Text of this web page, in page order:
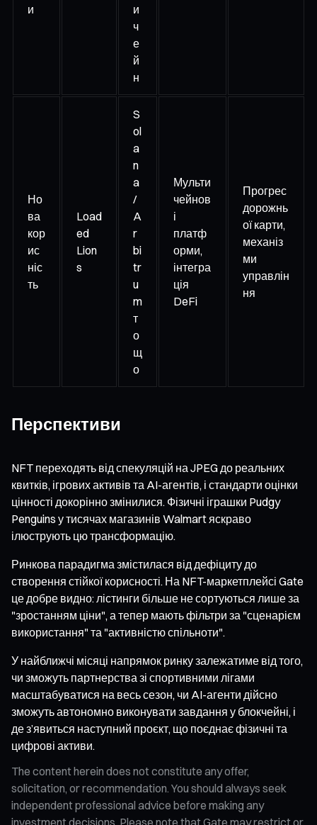
и
и
ч
е
й
н
Но
ва
кор
ис
ніс
ть
Load
ed
Lion
s
S
ol
a
n
a
/
A
r
bi
tr
u
m
т
о
щ
о
Мульти
чейнов
і
платф
орми,
інтегра
ція
DeFi
Прогрес
дорожнь
ої карти,
механіз
ми
управлін
ня
Перспективи
NFT переходять від спекуляцій на JPEG до реальних
квитків, ігрових активів та AI-агентів, і стандарти оцінки
цінності докорінно змінилися. Фізичні іграшки Pudgy
Penguins у тисячах магазинів Walmart яскраво
ілюструють цю трансформацію.
Ринкова парадигма змістилася від дефіциту до
створення стійкої корисності. На NFT-маркетплейсі Gate
це добре видно: лістинги більше не сортуються лише за
"зростанням ціни", а тепер мають фільтри за "сценарієм
використання" та "активністю спільноти".
У найближчі місяці напрямок ринку залежатиме від того,
чи зможуть партнерства зі спортивними лігами
масштабуватися на весь сезон, чи AI-агенти дійсно
зможуть автономно виконувати завдання у блокчейні, і
де з’явиться наступний проєкт, що поєднає фізичні та
цифрові активи.
The content herein does not constitute any offer,
solicitation, or recommendation. You should always seek
independent professional advice before making any
investment decisions. Please note that Gate may restrict or